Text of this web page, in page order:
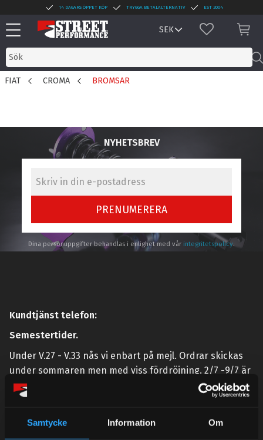
Samtycke Information Om
Meny
14 DAGARS ÖPPET KÖP TRYGGA BETALALTERNATIV EST 2004
FAVORITER
FIAT CROMA BROMSAR
NYHETSBREV
PRENUMERERA
Dina personuppgifter behandlas i enlighet med vår integritetspolicy.
Kundtjänst telefon:
Semestertider.
Under V.27 - V.33 nås vi enbart på mejl. Ordrar skickas
under sommaren men med viss fördröjning. 2/7 -9/7 är
det helt stängt.
Mån-Tors: 10:30-15:00
Lunchstängt 12:00-13:00